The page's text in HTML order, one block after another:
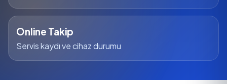
Online Takip
Servis kaydı ve cihaz durumu